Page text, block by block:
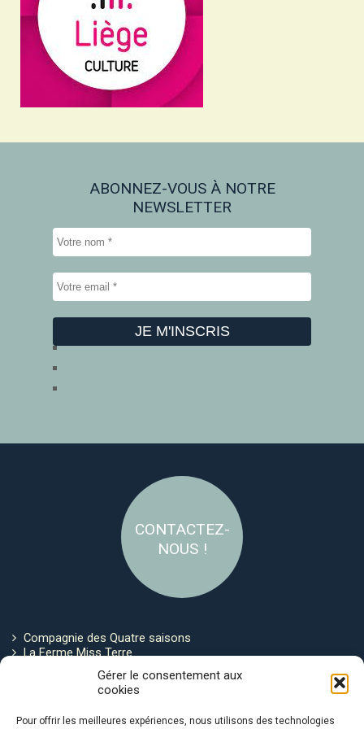
Gérer le consentement aux
cookies
Pour offrir les meilleures expériences, nous utilisons des technologies
ABONNEZ-VOUS À NOTRE
NEWSLETTER
CONTACTEZ-
NOUS !
Compagnie des Quatre saisons
La Ferme Miss Terre
Politique de cookies